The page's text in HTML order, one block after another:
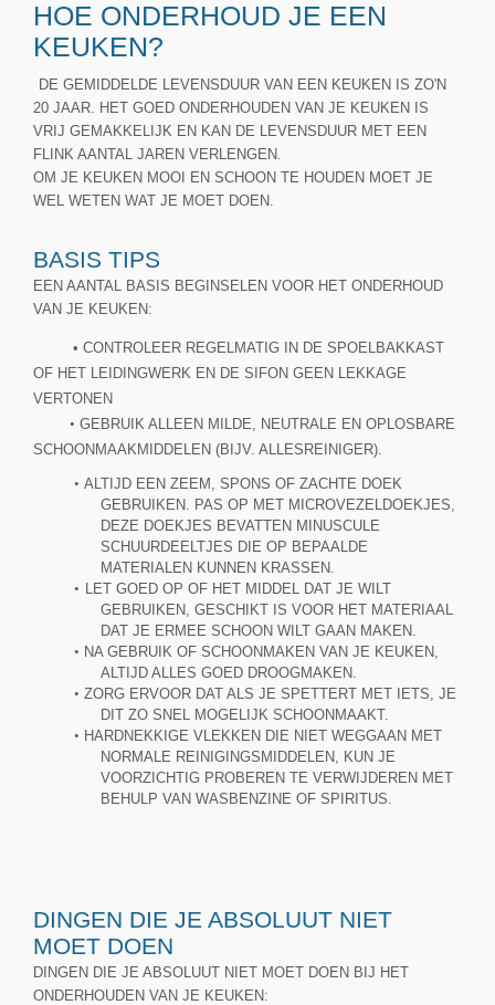
HOE ONDERHOUD JE EEN
KEUKEN?
DE GEMIDDELDE LEVENSDUUR VAN EEN KEUKEN IS ZO'N
20 JAAR. HET GOED ONDERHOUDEN VAN JE KEUKEN IS
VRIJ GEMAKKELIJK EN KAN DE LEVENSDUUR MET EEN
FLINK AANTAL JAREN VERLENGEN.
OM JE KEUKEN MOOI EN SCHOON TE HOUDEN MOET JE
WEL WETEN WAT JE MOET DOEN.
BASIS TIPS
EEN AANTAL BASIS BEGINSELEN VOOR HET ONDERHOUD
VAN JE KEUKEN:
• CONTROLEER REGELMATIG IN DE SPOELBAKKAST
OF HET LEIDINGWERK EN DE SIFON GEEN LEKKAGE
VERTONEN
• GEBRUIK ALLEEN MILDE, NEUTRALE EN OPLOSBARE
SCHOONMAAKMIDDELEN (BIJV. ALLESREINIGER).
• ALTIJD EEN ZEEM, SPONS OF ZACHTE DOEK
GEBRUIKEN. PAS OP MET MICROVEZELDOEKJES,
DEZE DOEKJES BEVATTEN MINUSCULE
SCHUURDEELTJES DIE OP BEPAALDE
MATERIALEN KUNNEN KRASSEN.
•
LET GOED OP OF HET MIDDEL DAT JE WILT
GEBRUIKEN, GESCHIKT IS VOOR HET MATERIAAL
DAT JE ERMEE SCHOON WILT GAAN MAKEN.
• NA GEBRUIK OF SCHOONMAKEN VAN JE KEUKEN,
ALTIJD ALLES GOED DROOGMAKEN.
• ZORG ERVOOR DAT ALS JE SPETTERT MET IETS, JE
DIT ZO SNEL MOGELIJK SCHOONMAAKT.
• HARDNEKKIGE VLEKKEN DIE NIET WEGGAAN MET
NORMALE REINIGINGSMIDDELEN, KUN JE
VOORZICHTIG PROBEREN TE VERWIJDEREN MET
BEHULP VAN WASBENZINE OF SPIRITUS.
DINGEN DIE JE ABSOLUUT NIET
MOET DOEN
DINGEN DIE JE ABSOLUUT NIET MOET DOEN BIJ HET
ONDERHOUDEN VAN JE KEUKEN: